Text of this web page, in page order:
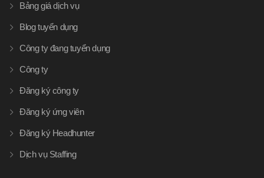
Bảng giá dịch vụ
Blog tuyển dụng
Công ty đang tuyển dụng
Công ty
Đăng ký công ty
Đăng ký ứng viên
Đăng ký Headhunter
Dịch vụ Staffing